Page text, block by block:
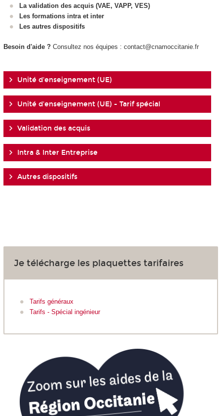
La validation des acquis (VAE, VAPP, VES)
Les formations intra et inter
Les autres dispositifs
Besoin d'aide ? Consultez nos équipes : contact@cnamoccitanie.fr
Unité d'enseignement (UE)
Unité d'enseignement (UE) - Tarif spécial
Validation des acquis
Intra & Inter Entreprise
Autres dispositifs
Je télécharge les plaquettes tarifaires
Tarifs généraux
Tarifs - Spécial ingénieur